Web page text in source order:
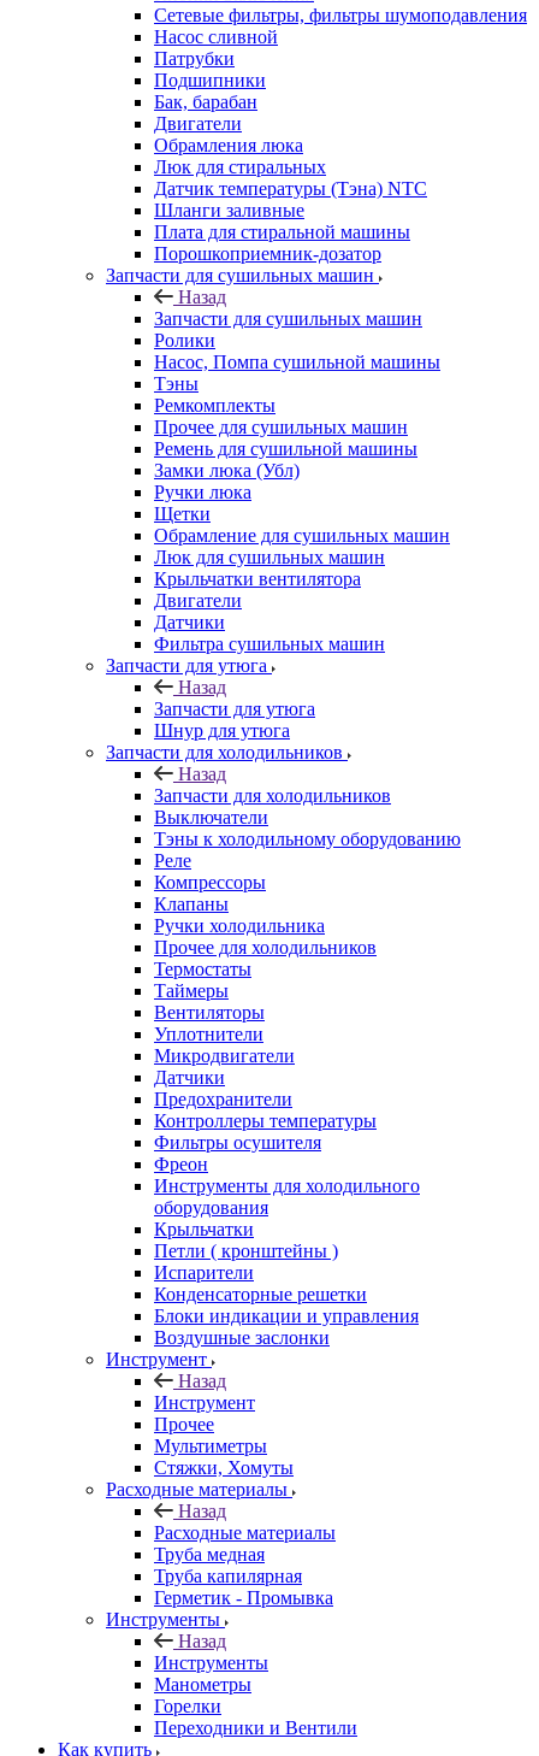
Сетевые фильтры, фильтры шумоподавления
Насос сливной
Патрубки
Подшипники
Бак, барабан
Двигатели
Обрамления люка
Люк для стиральных
Датчик температуры (Тэна) NTC
Шланги заливные
Плата для стиральной машины
Порошкоприемник-дозатор
Запчасти для сушильных машин
Назад
Запчасти для сушильных машин
Ролики
Насос, Помпа сушильной машины
Тэны
Ремкомплекты
Прочее для сушильных машин
Ремень для сушильной машины
Замки люка (Убл)
Ручки люка
Щетки
Обрамление для сушильных машин
Люк для сушильных машин
Крыльчатки вентилятора
Двигатели
Датчики
Фильтра сушильных машин
Запчасти для утюга
Назад
Запчасти для утюга
Шнур для утюга
Запчасти для холодильников
Назад
Запчасти для холодильников
Выключатели
Тэны к холодильному оборудованию
Реле
Компрессоры
Клапаны
Ручки холодильника
Прочее для холодильников
Термостаты
Таймеры
Вентиляторы
Уплотнители
Микродвигатели
Датчики
Предохранители
Контроллеры температуры
Фильтры осушителя
Фреон
Инструменты для холодильного
оборудования
Крыльчатки
Петли ( кронштейны )
Испарители
Конденсаторные решетки
Блоки индикации и управления
Воздушные заслонки
Инструмент
Назад
Инструмент
Прочее
Мультиметры
Стяжки, Хомуты
Расходные материалы
Назад
Расходные материалы
Труба медная
Труба капилярная
Герметик - Промывка
Инструменты
Назад
Инструменты
Манометры
Горелки
Переходники и Вентили
Как купить